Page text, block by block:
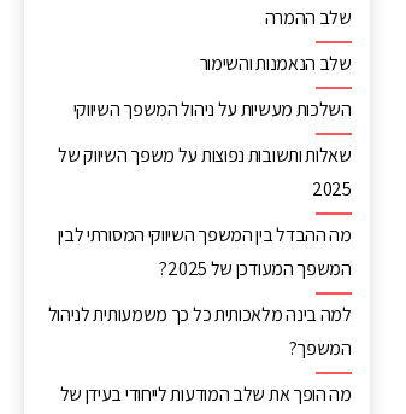
שלב ההמרה
שלב הנאמנות והשימור
השלכות מעשיות על ניהול המשפך השיווקי
שאלות ותשובות נפוצות על משפך השיווק של
2025
מה ההבדל בין המשפך השיווקי המסורתי לבין
המשפך המעודכן של 2025?
למה בינה מלאכותית כל כך משמעותית לניהול
המשפך?
מה הופך את שלב המודעות לייחודי בעידן של